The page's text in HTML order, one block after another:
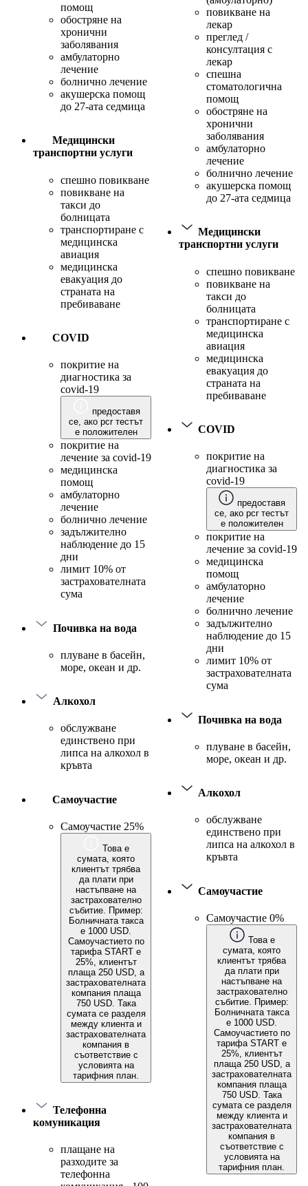
помощ
обостряне на
хронични
заболявания
амбулаторно
лечение
болнично лечение
акушерска помощ
до 27-ата седмица
Медицински
транспортни услуги
спешно повикване
повикване на
такси до
болницата
транспортиране с
медицинска
авиация
медицинска
евакуация до
страната на
пребиваване
COVID
покритие на
диагностика за
covid-19
предоставя
се, ако pcr тестът
е положителен
покритие на
лечение за covid-19
медицинска
помощ
амбулаторно
лечение
болнично лечение
задължително
наблюдение до 15
дни
лимит 10% от
застрахователната
сума
Почивка на вода
плуване в басейн,
море, океан и др.
Алкохол
обслужване
единствено при
липса на алкохол в
кръвта
Самоучастие
Самоучастие 25%
Това е
сумата, която
клиентът трябва
да плати при
настъпване на
застрахователно
събитие. Пример:
Болничната такса
е 1000 USD.
Самоучастието по
тарифа START е
25%, клиентът
плаща 250 USD, а
застрахователната
компания плаща
750 USD. Така
сумата се разделя
между клиента и
застрахователната
компания в
съответствие с
условията на
тарифния план.
Телефонна
комуникация
плащане на
разходите за
телефонна
повикване на
лекар
преглед /
консултация с
лекар
спешна
стоматологична
помощ
обостряне на
хронични
заболявания
амбулаторно
лечение
болнично лечение
акушерска помощ
до 27-ата седмица
Медицински
транспортни услуги
спешно повикване
повикване на
такси до
болницата
транспортиране с
медицинска
авиация
медицинска
евакуация до
страната на
пребиваване
COVID
покритие на
диагностика за
covid-19
предоставя
се, ако pcr тестът
е положителен
покритие на
лечение за covid-19
медицинска
помощ
амбулаторно
лечение
болнично лечение
задължително
наблюдение до 15
дни
лимит 10% от
застрахователната
сума
Почивка на вода
плуване в басейн,
море, океан и др.
Алкохол
обслужване
единствено при
липса на алкохол в
кръвта
Самоучастие
Самоучастие 0%
Това е
сумата, която
клиентът трябва
да плати при
настъпване на
застрахователно
събитие. Пример:
Болничната такса
е 1000 USD.
Самоучастието по
тарифа START е
25%, клиентът
плаща 250 USD, а
застрахователната
компания плаща
750 USD. Така
сумата се разделя
между клиента и
застрахователната
компания в
съответствие с
условията на
тарифния план.